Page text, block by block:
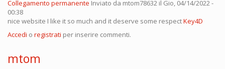
Collegamento permanente Inviato da mtom78632 il Gio, 04/14/2022 -
00:38
nice website I like it so much and it deserve some respectKey4D
Accedi o registrati per inserire commenti.
mtom